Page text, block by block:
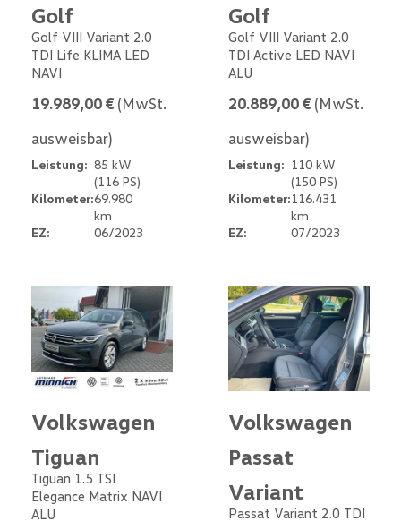
Golf
Golf VIII Variant 2.0
TDI Life KLIMA LED
NAVI
19.989,00 € (MwSt.
ausweisbar)
Leistung: 85 kW
(116 PS)
Kilometer:69.980
km
EZ:
06/2023
Golf
Golf VIII Variant 2.0
TDI Active LED NAVI
ALU
20.889,00 € (MwSt.
ausweisbar)
Leistung: 110 kW
(150 PS)
Kilometer:116.431
km
EZ:
07/2023
Volkswagen
Tiguan
Tiguan 1.5 TSI
Elegance Matrix NAVI
ALU
Volkswagen
Passat
Variant
Passat Variant 2.0 TDI